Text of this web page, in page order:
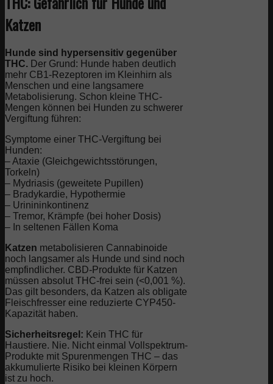
Katzen
Hunde sind hypersensitiv gegenüber
THC. Der Grund: Hunde haben deutlich
mehr CB1-Rezeptoren im Kleinhirn als
Menschen und eine langsamere
Metabolisierung. Schon kleine THC-
Mengen können bei Hunden zu schwerer
Vergiftung führen:
Symptome einer THC-Vergiftung bei
Hunden:
– Ataxie (Gleichgewichtsstörungen,
Torkeln)
– Mydriasis (geweitete Pupillen)
– Bradykardie, Hypothermie
– Urinininkontinenz
– Tremor, Krämpfe (bei hoher Dosis)
– In seltenen Fällen Koma
Katzen metabolisieren Cannabinoide
noch langsamer als Hunde und sind noch
empfindlicher. CBD-Produkte für Katzen
müssen absolut THC-frei sein (<0,001 %).
Das gilt besonders, da Katzen als obligate
Fleischfresser eine reduzierte CYP450-
Kapazität haben.
Sicherheitsregel: Kein THC für
Haustiere. Nie. Nicht einmal Vollspektrum-
Produkte mit Spurenmengen THC – das
akkumulierte Risiko bei kleinen Körpern
ist zu hoch.